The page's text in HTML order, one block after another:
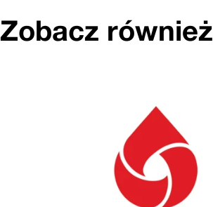
Zobacz również